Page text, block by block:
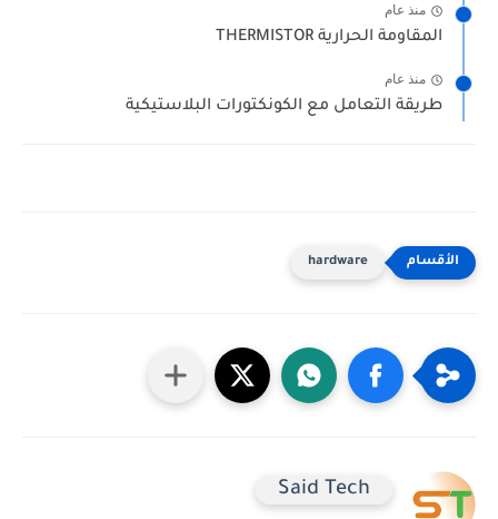
منذ عام
المقاومة الحرارية THERMISTOR
منذ عام
طريقة التعامل مع الكونكتورات البلاستيكية
hardware
Said Tech